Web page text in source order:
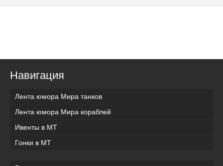
Навигация
Лента юмора Мира танков
Лента юмора Мира кораблей
Ивенты в МТ
Гонки в МТ